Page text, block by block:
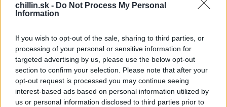
chillin.sk - Do Not Process My Personal
Information
If you wish to opt-out of the sale, sharing to third parties, or
processing of your personal or sensitive information for
targeted advertising by us, please use the below opt-out
section to confirm your selection. Please note that after your
opt-out request is processed you may continue seeing
interest-based ads based on personal information utilized by
us or personal information disclosed to third parties prior to
najobľúbenejším operačným výkonom, zvyčajne sa
vykonáva u detí v predškolskom veku. Rodičia sa tým
Na odstávajúcich ušiach nie je nič strašné,“ vysvetľuje
doktor Niamatu. „Avšak výsmech spolužiakov a
rovesníkov môže natrvalo ochromiť psychiku dieťaťa a
e
a
h
f
o
r